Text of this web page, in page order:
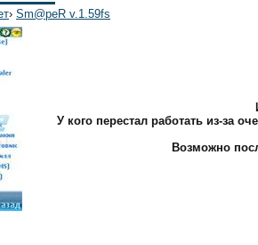
› Sm@peR v.1.59fs
У кого перестал работать из-за
Возможно